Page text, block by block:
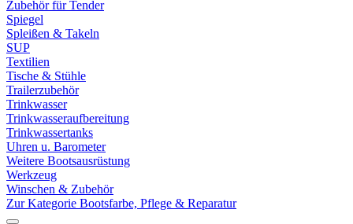
Zubehör für Tender
Spiegel
Spleißen & Takeln
SUP
Textilien
Tische & Stühle
Trailerzubehör
Trinkwasser
Trinkwasseraufbereitung
Trinkwassertanks
Uhren u. Barometer
Weitere Bootsausrüstung
Werkzeug
Winschen & Zubehör
Zur Kategorie Bootsfarbe, Pflege & Reparatur